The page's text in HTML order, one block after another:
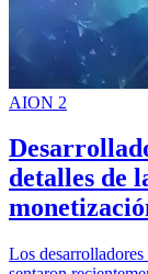
AION 2
detalles de
Los